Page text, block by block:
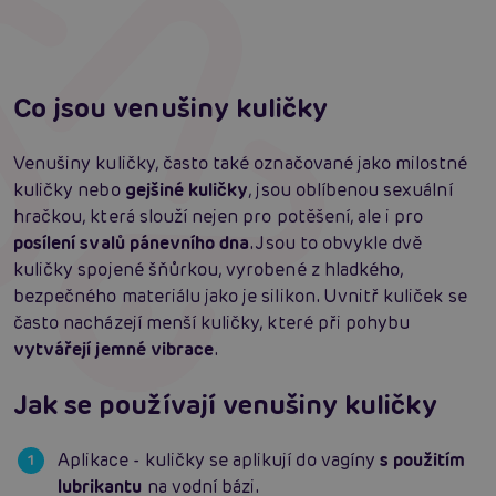
Co jsou venušiny kuličky
Venušiny kuličky, často také označované jako milostné
kuličky nebo gejšiné kuličky, jsou oblíbenou sexuální
hračkou, která slouží nejen pro potěšení, ale i pro
posílení svalů pánevního dna. Jsou to obvykle dvě
kuličky spojené šňůrkou, vyrobené z hladkého,
bezpečného materiálu jako je silikon. Uvnitř kuliček se
často nacházejí menší kuličky, které při pohybu
vytvářejí jemné vibrace.
Jak se používají venušiny kuličky
Aplikace - kuličky se aplikují do vagíny s použitím
lubrikantu na vodní bázi.